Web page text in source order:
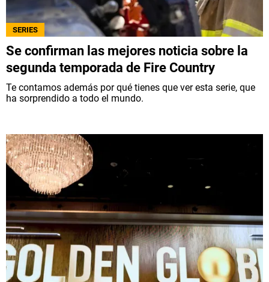
SERIES
Se confirman las mejores noticia sobre la
segunda temporada de Fire Country
Te contamos además por qué tienes que ver esta serie, que
ha sorprendido a todo el mundo.